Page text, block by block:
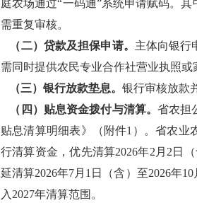
庭农场通过“一码通”系统申请赋码。
需重复审核。
（二）贷款及担保申请。 主体向银行
需同时提供农民专业合作社营业执照或
（三）银行放款垫息。 银行审核放款
（四） 贴息资金拨付与清算。省农担
贴息清算明细表》（附件1）。省农业
行清算资金，优先清算2026年2月2日
延清算2026年7月1日（含）至2026年
入2027年清算范围。